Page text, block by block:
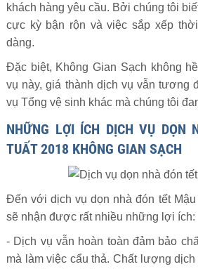
khách hàng yêu cầu. Bởi chúng tôi
cực kỳ bận rộn và việc sắp xếp
dàng.
Đặc biệt, Không Gian Sạch không
vụ này, giá thành dịch vụ vẫn tương
vụ Tổng vệ sinh khác mà chúng tôi
NHỮNG LỢI ÍCH DỊCH VỤ DỌN
TUẤT 2018 KHÔNG GIAN SẠCH
Đến với dịch vụ dọn nhà đón tết Mậu
sẽ nhận được rất nhiều những lợi ích:
- Dịch vụ vẫn hoàn toàn đảm bảo
mà làm việc cẩu thả. Chất lượng